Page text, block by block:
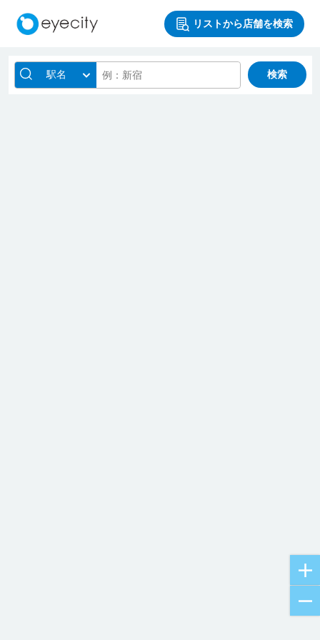
リストから店舗を検索
駅名 検索